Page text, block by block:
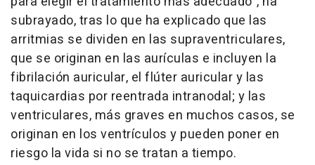
subrayado, tras lo que ha explicado que las
arritmias se dividen en las supraventriculares,
que se originan en las aurículas e incluyen la
fibrilación auricular, el flúter auricular y las
taquicardias por reentrada intranodal; y las
ventriculares, más graves en muchos casos, se
originan en los ventrículos y pueden poner en
riesgo la vida si no se tratan a tiempo.